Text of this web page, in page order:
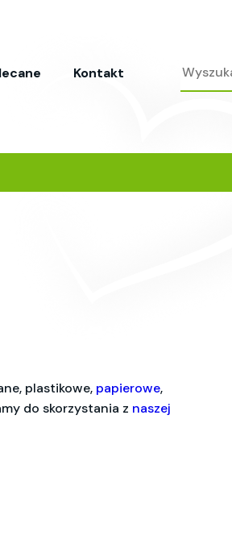
Kontakt
plastikowe, papierowe,
do skorzystania z naszej